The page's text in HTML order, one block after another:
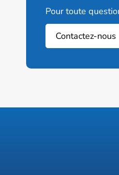
Pour toute
Contactez-nous